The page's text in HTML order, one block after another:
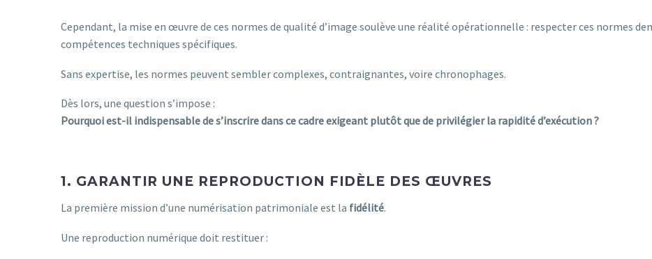
Cependant, la mise en œuvre de ces normes de qualité d’image soulève une réalité opérationnelle : respecter ces normes
compétences techniques spécifiques.
Sans expertise, les normes peuvent sembler complexes, contraignantes, voire chronophages.
Dès lors, une question s’impose :
Pourquoi est-il indispensable de s’inscrire dans ce cadre exigeant plutôt que de privilégier la rapidité d’exécution ?
1. GARANTIR UNE REPRODUCTION FIDÈLE DES ŒUVRES
La première mission d’une numérisation patrimoniale est la fidélité.
Une reproduction numérique doit restituer :